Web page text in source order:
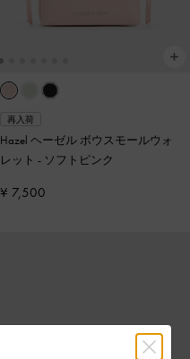
再入荷
Hazel ヘーゼル ボウスモールウォ
レット - ソフトピンク
¥ 7,500